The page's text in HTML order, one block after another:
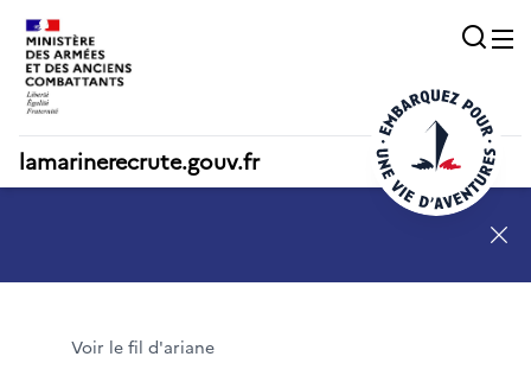
lamarinerecrute.gouv.fr
Voir le fil d'ariane